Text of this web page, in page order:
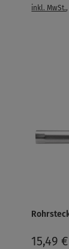
inkl. MwSt.
15,49